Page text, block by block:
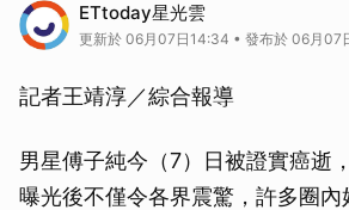
ETtoday星光雲
更新於 06月07日14:34 • 發布於 06月07
記者王靖淳／綜合報導
男星傅子純今（7）日被證實癌逝
曝光後不僅令各界震驚，許多圈